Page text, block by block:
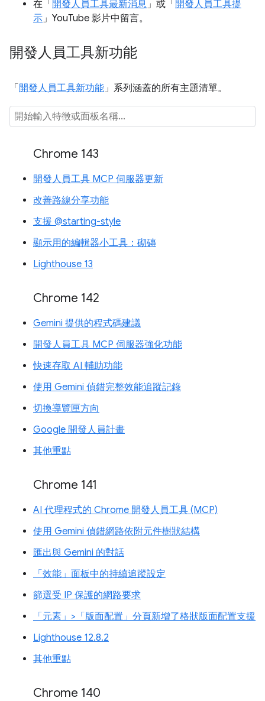
在「 開發人員工具最新消息」或「 開發人員工具提
示」YouTube 影片中留言。
開發人員工具新功能
「 開發人員工具新功能」系列涵蓋的所有主題清單。
Chrome 143
開發人員工具 MCP 伺服器更新
改善路線分享功能
支援 @starting-style
顯示用的編輯器小工具：砌磚
Lighthouse 13
Chrome 142
Gemini 提供的程式碼建議
開發人員工具 MCP 伺服器強化功能
快速存取 AI 輔助功能
使用 Gemini 偵錯完整效能追蹤記錄
切換導覽匣方向
Google 開發人員計畫
其他重點
Chrome 141
AI 代理程式的 Chrome 開發人員工具 (MCP)
使用 Gemini 偵錯網路依附元件樹狀結構
匯出與 Gemini 的對話
「效能」面板中的持續追蹤設定
篩選受 IP 保護的網路要求
「元素」>「版面配置」分頁新增了格狀版面配置支援
Lighthouse 12.8.2
其他重點
Chrome 140